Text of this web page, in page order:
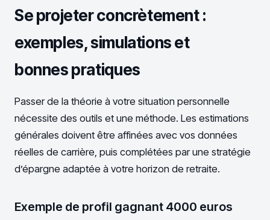
Se projeter concrètement :
exemples, simulations et
bonnes pratiques
Passer de la théorie à votre situation personnelle
nécessite des outils et une méthode. Les estimations
générales doivent être affinées avec vos données
réelles de carrière, puis complétées par une stratégie
d’épargne adaptée à votre horizon de retraite.
Exemple de profil gagnant 4000 euros